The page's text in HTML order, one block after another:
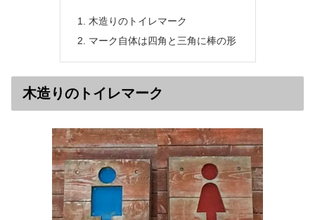
木造りのトイレマーク
マーク自体は四角と三角に棒の形
木造りのトイレマーク